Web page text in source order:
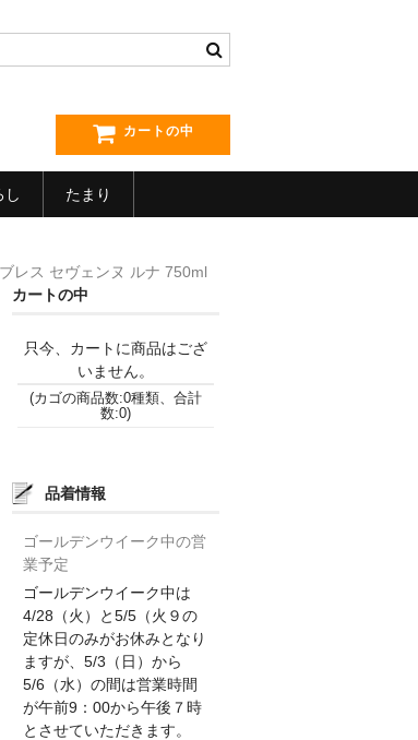
カートの中
し たまり
レス セヴェンヌ ルナ 750ml
カートの中
只今、カートに商品はござ
いません。
(カゴの商品数:0種類、合計
数:0)
品着情報
ゴールデンウイーク中の営
業予定
ゴールデンウイーク中は
4/28（火）と5/5（火９の
定休日のみがお休みとなり
ますが、5/3（日）から
5/6（水）の間は営業時間
が午前9：00から午後７時
とさせていただきます。